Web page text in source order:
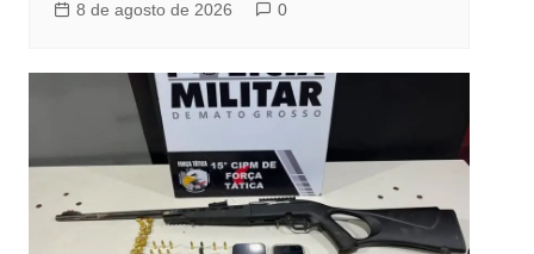
8 de agosto de 2026 0